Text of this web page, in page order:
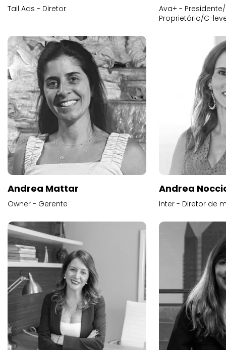
Tail Ads - Diretor
Ava+ -
Proprietário/C-
Andrea Mattar
Owner - Gerente
Andrea
Inter - Diretor de